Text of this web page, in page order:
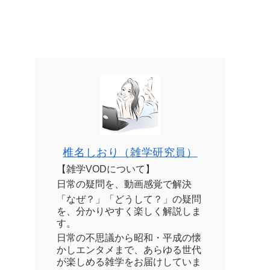
椎名しおり（雑学研究員）
【雑学VODについて】
日常の疑問を、動画感覚で解決
「なぜ？」「どうして？」の疑問
を、分かりやすく楽しく解説しま
す。
日常の不思議から昭和・平成の懐
かしエンタメまで、あらゆる世代
が楽しめる雑学をお届けしていま